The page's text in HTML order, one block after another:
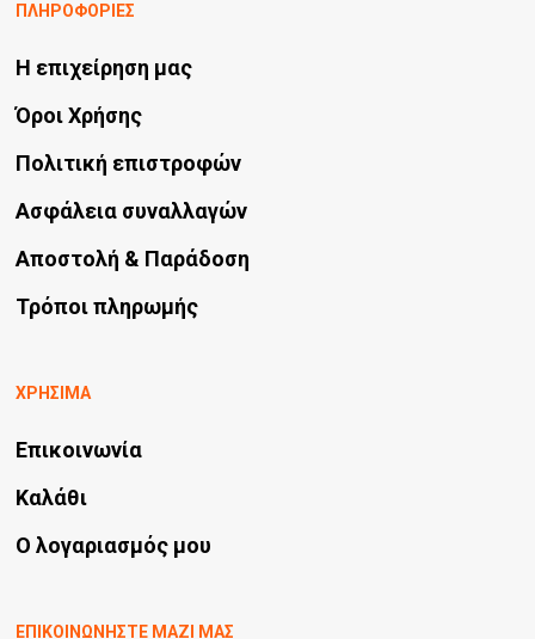
ΠΛΗΡΟΦΟΡΙΕΣ
Η επιχείρηση μας
Όροι Χρήσης
Πολιτική επιστροφών
Ασφάλεια συναλλαγών
Αποστολή & Παράδοση
Τρόποι πληρωμής
ΧΡΗΣΙΜΑ
Επικοινωνία
Καλάθι
Ο λογαριασμός μου
ΕΠΙΚΟΙΝΩΝΗΣΤΕ ΜΑΖΙ ΜΑΣ